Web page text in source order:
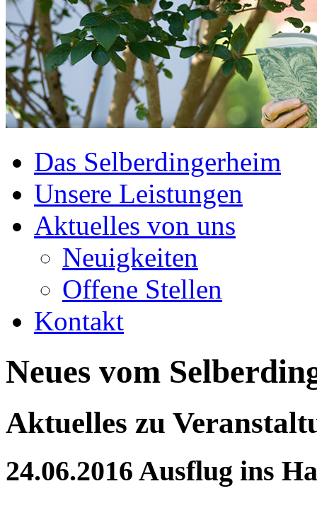
Das Selberdingerheim
Unsere Leistungen
Aktuelles von uns
Neuigkeiten
Offene Stellen
Kontakt
Neues vom
Aktuelles zu
24.06.2016 Ausflug ins